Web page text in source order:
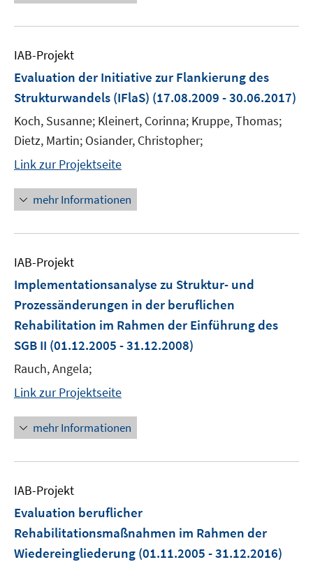
IAB-Projekt
Evaluation der Initiative zur Flankierung des
Strukturwandels (IFlaS) (17.08.2009 - 30.06.2017)
Koch, Susanne; Kleinert, Corinna; Kruppe, Thomas;
Dietz, Martin; Osiander, Christopher;
Link zur Projektseite
mehr Informationen
IAB-Projekt
Implementationsanalyse zu Struktur- und
Prozessänderungen in der beruflichen
Rehabilitation im Rahmen der Einführung des
SGB II (01.12.2005 - 31.12.2008)
Rauch, Angela;
Link zur Projektseite
mehr Informationen
IAB-Projekt
Evaluation beruflicher
Rehabilitationsmaßnahmen im Rahmen der
Wiedereingliederung (01.11.2005 - 31.12.2016)